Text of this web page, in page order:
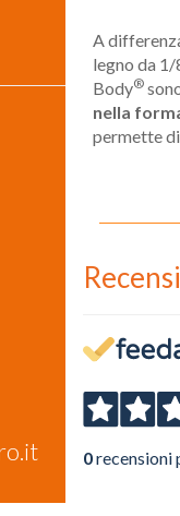
A
legno da
Body®
nella
permette
0recensioni